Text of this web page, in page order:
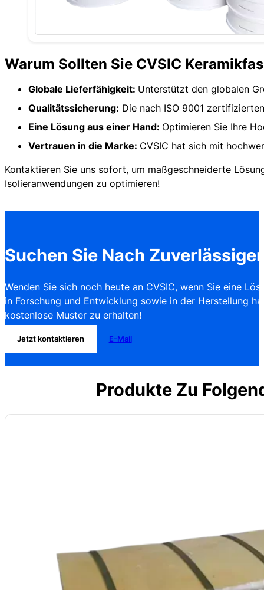
Warum Sollten Sie CVSIC
Globale Lieferfähigkeit: Unterstützt den globalen
Qualitätssicherung: Die nach ISO 9001
Eine Lösung aus einer Hand: Optimieren Sie Ihre
Vertrauen in die Marke: CVSIC hat sich mit
Kontaktieren Sie uns sofort, um maßgeschneiderte
Isolieranwendungen zu optimieren!
Suchen Sie Nach
Wenden Sie sich noch heute an CVSIC, wenn Sie eine
in Forschung und Entwicklung sowie in der Herstellung
kostenlose Muster zu erhalten!
Jetzt kontaktieren E-Mail
Produkte Zu